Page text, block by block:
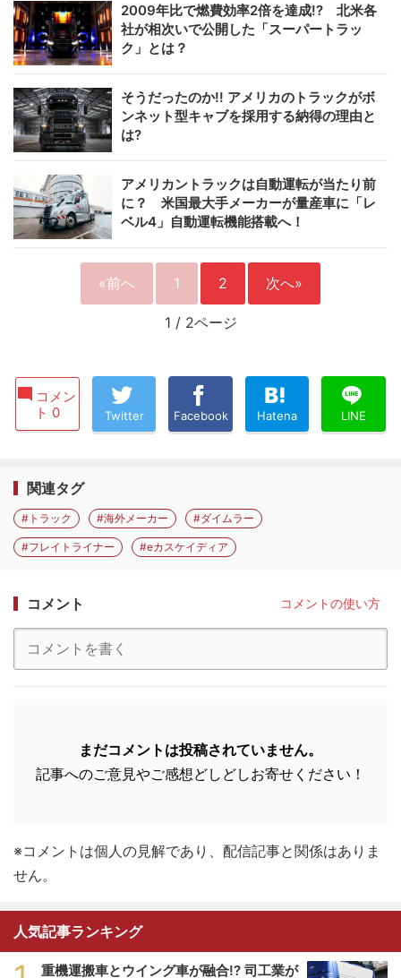
2009年比で燃費効率2倍を達成!? 北米各
社が相次いで公開した「スーパートラッ
ク」とは？
そうだったのか!! アメリカのトラックがボ
ンネット型キャブを採用する納得の理由と
は?
アメリカントラックは自動運転が当たり前
に？ 米国最大手メーカーが量産車に「レ
ベル4」自動運転機能搭載へ！
«前へ 1 2 次へ»
1 / 2ページ
コメン
ト 0
Twitter Facebook Hatena LINE
関連タグ
#トラック #海外メーカー #ダイムラー
#フレイトライナー #eカスケイディア
コメント コメントの使い方
まだコメントは投稿されていません。
記事へのご意見やご感想どしどしお寄せください！
※コメントは個人の見解であり、配信記事と関係はありま
せん。
人気記事ランキング
重機運搬車とウイング車が融合!? 司工業が